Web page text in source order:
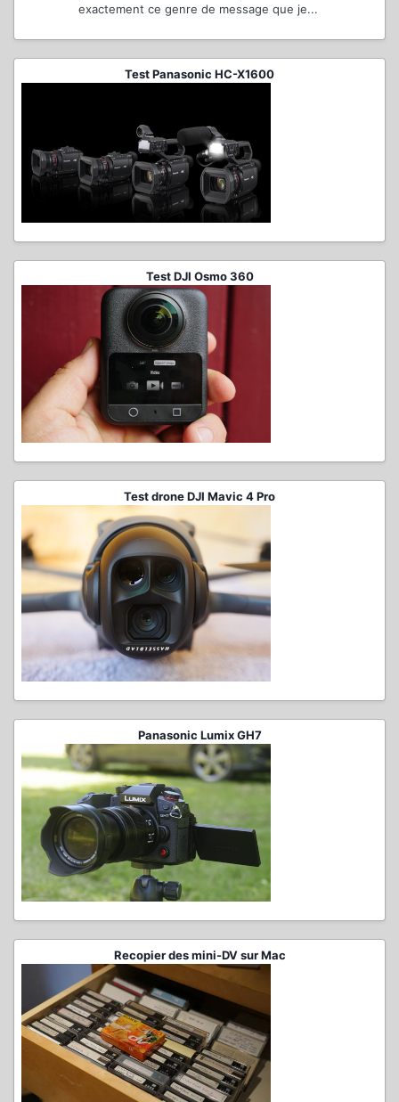
exactement ce genre de message que je...
Test Panasonic HC-X1600
Test DJI Osmo 360
Test drone DJI Mavic 4 Pro
Panasonic Lumix GH7
Recopier des mini-DV sur Mac